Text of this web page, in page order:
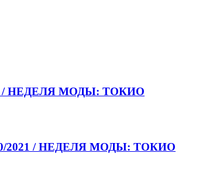
/ НЕДЕЛЯ МОДЫ: ТОКИО
2021 / НЕДЕЛЯ МОДЫ: ТОКИО